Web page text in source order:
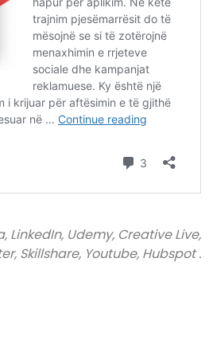
LinkedIn, Udemy, Creative Live,
Skillshare, Youtube, Hubspot .